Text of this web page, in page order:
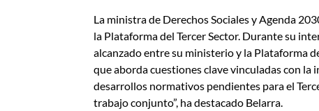
La ministra de Derechos Sociales y Agenda
la Plataforma del Tercer Sector. Durante su
alcanzado entre su ministerio y la Plataforma
que aborda cuestiones clave vinculadas con
desarrollos normativos pendientes para el
trabajo conjunto”, ha destacado Belarra.